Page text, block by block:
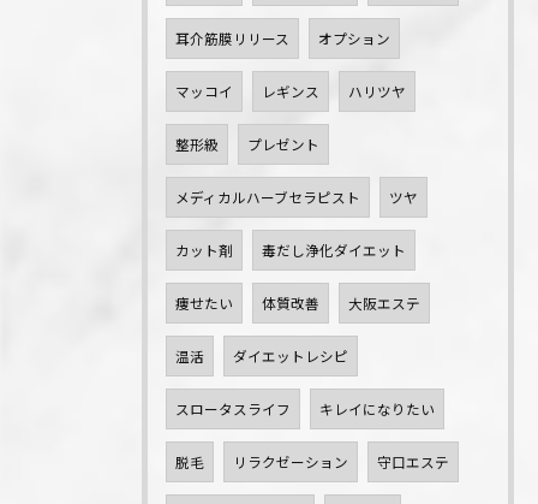
耳介筋膜リリース オプション
マッコイ レギンス ハリツヤ
整形級 プレゼント
メディカルハーブセラピスト ツヤ
カット剤 毒だし浄化ダイエット
痩せたい 体質改善 大阪エステ
温活 ダイエットレシピ
スロータスライフ キレイになりたい
脱毛 リラクゼーション 守口エステ